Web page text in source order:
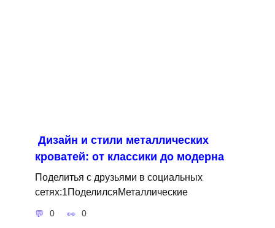
Дизайн и стили металлических
кроватей: от классики до модерна
Поделитья с друзьями в социальных
сетях:1ПоделилсяМеталлические
0 0